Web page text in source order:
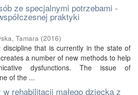
ze specjalnymi potrzebami -
praktyki
Tamara (2016)
discipline that is currently in the state of
a number of new methods to help
dysfunctions. The issue of
of the ...
rehabilitacji małego dziecka z